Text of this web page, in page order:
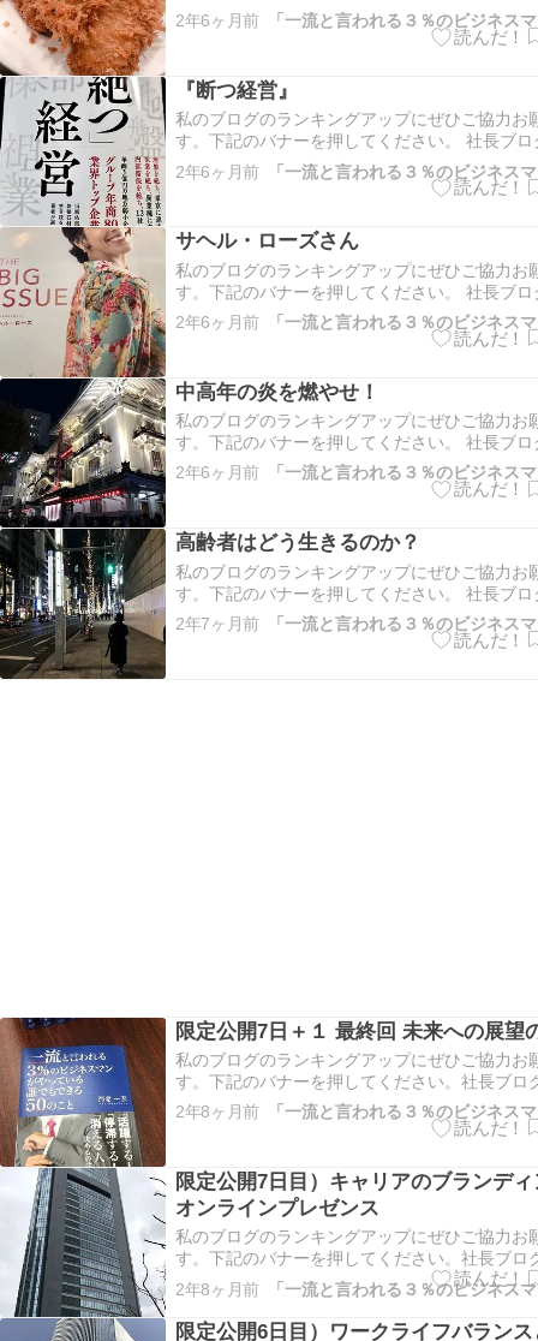
ング 仙台市ランキング こちらもよろしくお願
にほんブログ村 何年通ったろう。 25年以上か
る3人が回す…
2年6ヶ月前
『断つ経営』
私のブログのランキングアップにぜひご協力お
す。下記のバナーを押してください。 社長ブロ
ング 仙台市ランキング こちらもよろしくお願
にほんブログ村 先月、私の卒業した東北学院高
経営』と言うタイト…
2年6ヶ月前
サヘル・ローズさん
私のブログのランキングアップにぜひご協力お
す。下記のバナーを押してください。 社長ブロ
ング 仙台市ランキング こちらもよろしくお願
にほんブログ村 今月のホームレス自立支援雑
います。 イ…
2年6ヶ月前
中高年の炎を燃やせ！
私のブログのランキングアップにぜひご協力お
す。下記のバナーを押してください。 社長ブロ
ング 仙台市ランキング こちらもよろしくお願
にほんブログ村 ライオンは歳を取って体力が
きる。 では人間は…
2年6ヶ月前
高齢者はどう生きるのか？
私のブログのランキングアップにぜひご協力お
す。下記のバナーを押してください。 社長ブロ
ング 仙台市ランキング こちらもよろしくお願
にほんブログ村 日本は少子高齢化社会を本格的
2年7ヶ月前
限定公開7日＋１ 最終回 未来への展望
私のブログのランキングアップにぜひご協力お
す。下記のバナーを押してください。社長ブロ
グ仙台市ランキングこちらもよろしくお願いし
んブログ村皆さん、こんにちは！今日は最終回
＋1日のブログシリーズ…
2年8ヶ月前
限定公開7日目）キャリアのブランデ
オンラインプレゼンス
私のブログのランキングアップにぜひご協力お
す。下記のバナーを押してください。社長ブロ
グ仙台市ランキングこちらもよろしくお願いし
んブログ村皆さん、こんにちは！今日は「キャ
ンディングとオンラインプレゼンス」に焦点を
2年8ヶ月前
限定公開6日目）ワークライフバラン